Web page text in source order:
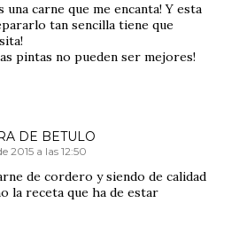
carne que me encanta! Y esta
tan sencilla tiene que
pintas no pueden ser mejores!
DE BETULO
2015 a las 12:50
de cordero y siendo de calidad
la receta que ha de estar